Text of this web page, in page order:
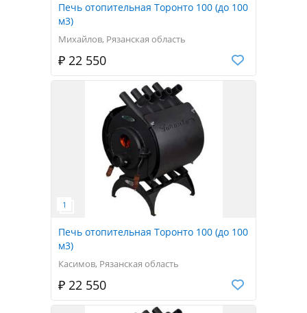
Печь отопительная Торонто 100 (до 100
м3)
Михайлов, Рязанская область
₽ 22 550
Печь отопительная Торонто 100 (до 100
м3)
Касимов, Рязанская область
₽ 22 550